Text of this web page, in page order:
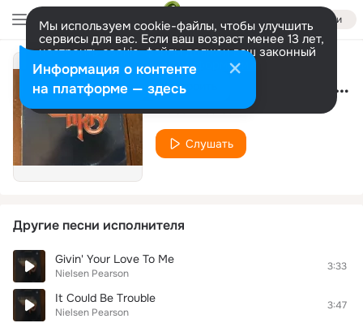
Войти
Мы используем cookie-файлы, чтобы улучшить
сервисы для вас. Если ваш возраст менее 13 лет,
настроить cookie-файлы должен ваш законный
представитель. Больше информации
Разрешить все Настроить Break Nobody's Heart
Nielsen Pearson
Слушать
Другие песни исполнителя
Givin' Your Love To Me
Nielsen Pearson
3:33
It Could Be Trouble
Nielsen Pearson
3:47
Информация о контенте
на платформе — здесь